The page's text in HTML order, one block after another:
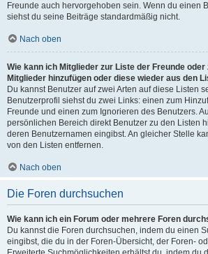
Freunde auch hervorgehoben sein. Wenn du einen
siehst du seine Beiträge standardmäßig nicht.
Nach oben
Wie kann ich Mitglieder zur Liste der Freunde
Mitglieder hinzufügen oder diese wieder aus den
Du kannst Benutzer auf zwei Arten auf diese Listen
Benutzerprofil siehst du zwei Links: einen zum
Freunde und einen zum Ignorieren des Benutzers.
persönlichen Bereich direkt Benutzer zu den Listen
deren Benutzernamen eingibst. An gleicher Stelle
von den Listen entfernen.
Nach oben
Die Foren durchsuchen
Wie kann ich ein Forum oder mehrere Foren
Du kannst die Foren durchsuchen, indem du einen
eingibst, die du in der Foren-Übersicht, der Foren-